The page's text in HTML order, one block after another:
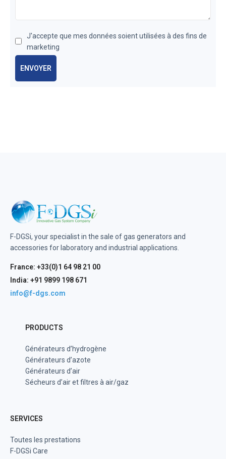
J'accepte que mes données soient utilisées à des fins de
marketing
ENVOYER
F-DGSi, your specialist in the sale of gas generators and
accessories for laboratory and industrial applications.
France: +33(0)1 64 98 21 00
India: +91 9899 198 671
info@f-dgs.com
PRODUCTS
Générateurs d’hydrogène
Générateurs d’azote
Générateurs d’air
Sécheurs d’air et filtres à air/gaz
SERVICES
Toutes les prestations
F-DGSi Care